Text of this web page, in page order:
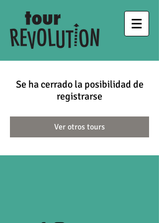
Se ha cerrado la posibilidad de
registrarse
Ver otros tours